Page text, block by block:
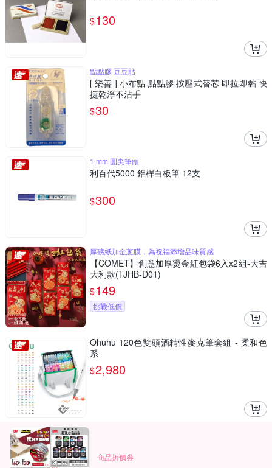
$130
點點膠 豆豆貼
[ 樂善 ] 小布點 點點膠 按壓式替芯 即拉即黏 快
捷乾淨不沾手
$30
1.mm 圓尖筆頭
利百代5000 鋁桿白板筆 12支
$300
厚磅紙加金蔥膜，為祝福添增品味質感
【COMET】創意加厚燙金紅包袋6入x2組-大吉
大利款(TJHB-D01)
$149
挑戰低價
Ohuhu 120色雙頭酒精性麥克筆套組 - 柔和色
系
$2,980
商品折價券